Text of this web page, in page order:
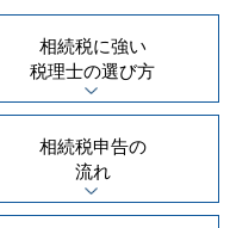
相続税に強い
税理士の選び方
相続税申告の
流れ